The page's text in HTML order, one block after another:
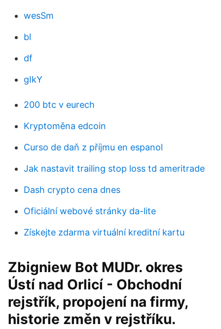
wesSm
bl
df
gIkY
200 btc v eurech
Kryptoměna edcoin
Curso de daň z příjmu en espanol
Jak nastavit trailing stop loss td ameritrade
Dash crypto cena dnes
Oficiální webové stránky da-lite
Získejte zdarma virtuální kreditní kartu
Zbigniew Bot MUDr. okres
Ústí nad Orlicí - Obchodní
rejstřík, propojení na firmy,
historie změn v rejstříku.